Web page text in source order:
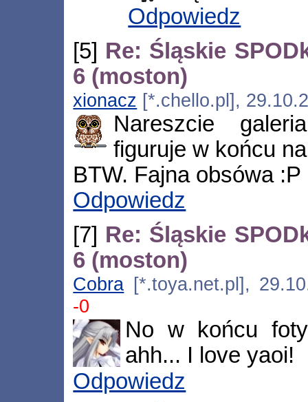
Odpowiedz
[5] Re: Śląskie
6 (moston)
xionacz [*.chello.pl],
Nareszcie
figuruje w końcu
BTW. Fajna obsówa :P
Odpowiedz
[7] Re: Śląskie
6 (moston)
Cobra [*.toya.net.pl],
-0
No w końcu
ahh... I love yaoi!
Odpowiedz